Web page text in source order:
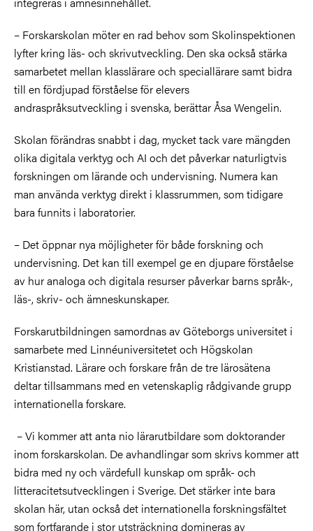
– Forskarskolan möter en rad behov som Skolinspektionen
lyfter kring läs- och skrivutveckling. Den ska också stärka
samarbetet mellan klasslärare och speciallärare samt bidra
till en fördjupad förståelse för elevers
andraspråksutveckling i svenska, berättar Åsa Wengelin.
Skolan förändras snabbt i dag, mycket tack vare mängden
olika digitala verktyg och AI och det påverkar naturligtvis
forskningen om lärande och undervisning. Numera kan
man använda verktyg direkt i klassrummen, som tidigare
bara funnits i laboratorier.
– Det öppnar nya möjligheter för både forskning och
undervisning. Det kan till exempel ge en djupare förståelse
av hur analoga och digitala resurser påverkar barns språk-,
läs-, skriv- och ämneskunskaper.
Forskarutbildningen samordnas av Göteborgs universitet i
samarbete med Linnéuniversitetet och Högskolan
Kristianstad. Lärare och forskare från de tre lärosätena
deltar tillsammans med en vetenskaplig rådgivande grupp
internationella forskare.
– Vi kommer att anta nio lärarutbildare som doktorander
inom forskarskolan. De avhandlingar som skrivs kommer att
bidra med ny och värdefull kunskap om språk- och
litteracitetsutvecklingen i Sverige. Det stärker inte bara
skolan här, utan också det internationella forskningsfältet
som fortfarande i stor utsträckning domineras av